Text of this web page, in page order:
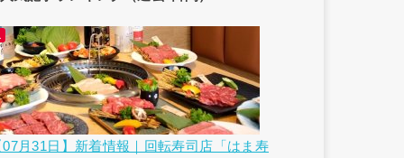
07月31日】新着情報｜回転寿司店「はま寿